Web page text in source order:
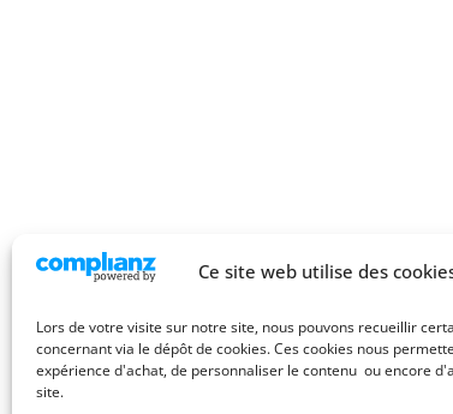
Ce site web utilise des
Lors de votre visite sur notre site, nous pouvons recueillir
concernant via le dépôt de cookies. Ces cookies nous
expérience d'achat, de personnaliser le contenu ou encore
site.